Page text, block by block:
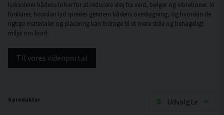
lydisolerer bådens lofter for at reducere støj fra vind, bølger og vibrationer. Vi
forklarer, hvordan lyd spredes gennem bådens overbygning, og hvordan de
rigtige materialer og placering kan bidrage til et mere stille og behageligt
miljø om bord.
Til vores videnportal
6 produkter Udvalgte